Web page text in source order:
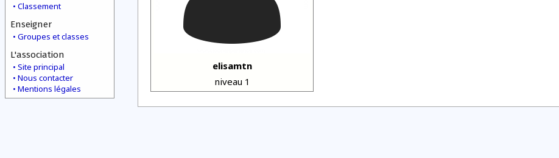
Classement
Enseigner
Groupes et classes
L'association
Site principal
Nous contacter
Mentions légales
elisamtn
niveau 1